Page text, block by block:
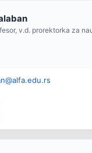
v.d. prorektorka za